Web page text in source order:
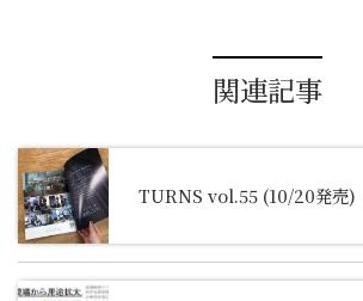
関連記事
TURNS vol.55 (10/20発売)